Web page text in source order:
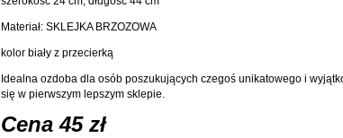
Materiał: SKLEJKA BRZOZOWA
kolor biały z przecierką
Idealna ozdoba dla osób poszukujących czegoś unikatowego i
się w pierwszym lepszym sklepie.
Cena 45 zł